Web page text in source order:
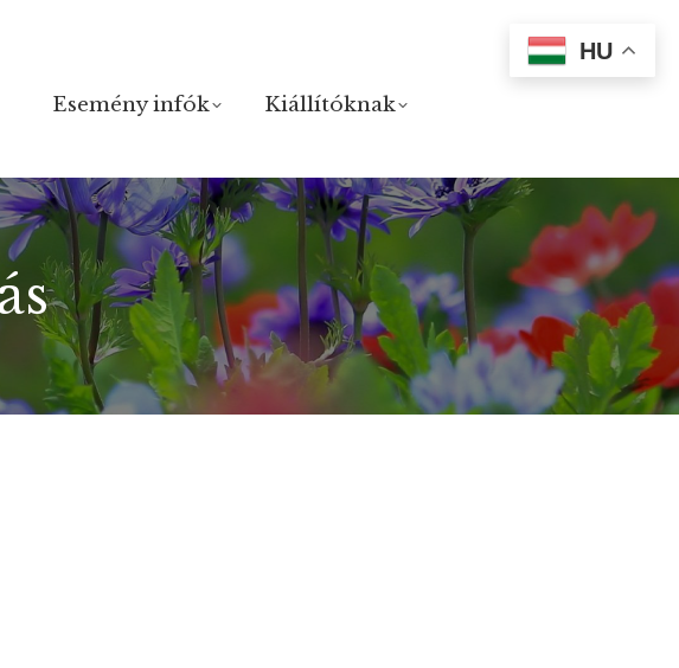
Esemény infók Kiállítóknak
HU
Esemény infók Kiállítóknak